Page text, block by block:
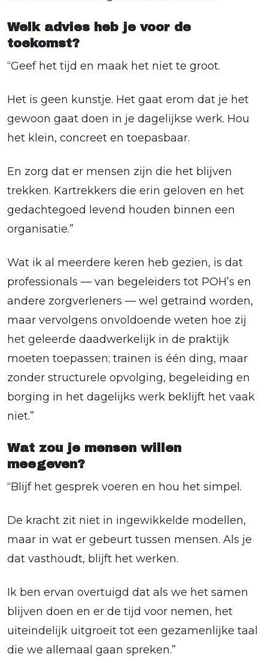
Welk advies heb je voor de
toekomst?
“Geef het tijd en maak het niet te groot.
Het is geen kunstje. Het gaat erom dat je het
gewoon gaat doen in je dagelijkse werk. Hou
het klein, concreet en toepasbaar.
En zorg dat er mensen zijn die het blijven
trekken. Kartrekkers die erin geloven en het
gedachtegoed levend houden binnen een
organisatie.”
Wat ik al meerdere keren heb gezien, is dat
professionals — van begeleiders tot POH’s en
andere zorgverleners — wel getraind worden,
maar vervolgens onvoldoende weten hoe zij
het geleerde daadwerkelijk in de praktijk
moeten toepassen; trainen is één ding, maar
zonder structurele opvolging, begeleiding en
borging in het dagelijks werk beklijft het vaak
niet.”
Wat zou je mensen willen
meegeven?
“Blijf het gesprek voeren en hou het simpel.
De kracht zit niet in ingewikkelde modellen,
maar in wat er gebeurt tussen mensen. Als je
dat vasthoudt, blijft het werken.
Ik ben ervan overtuigd dat als we het samen
blijven doen en er de tijd voor nemen, het
uiteindelijk uitgroeit tot een gezamenlijke taal
die we allemaal gaan spreken.”